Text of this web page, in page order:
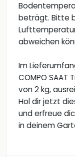
beträgt. Bitte
abweichen
Im
COMPO
von 2 kg,
Hol dir jetzt
und erfreue
in deinem